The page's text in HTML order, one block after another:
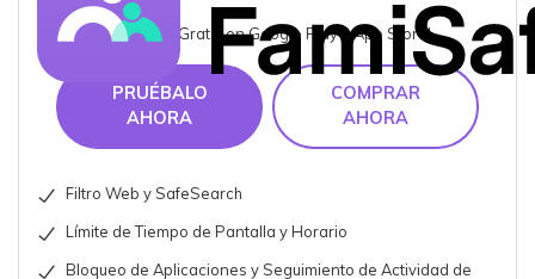
¡Pruébalo Gratis en Google Play y App Store!
PRUÉBALO
AHORA
COMPRAR
AHORA
Filtro Web y SafeSearch
Límite de Tiempo de Pantalla y Horario
Bloqueo de Aplicaciones y Seguimiento de Actividad de